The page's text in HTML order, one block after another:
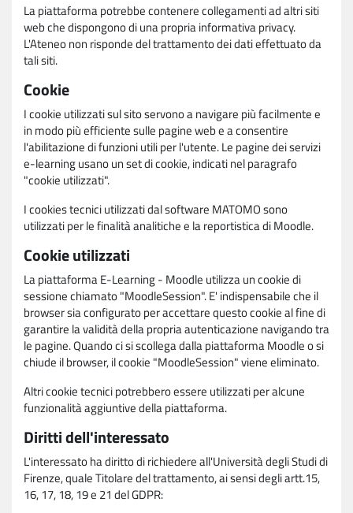
La piattaforma potrebbe contenere collegamenti ad altri siti
web che dispongono di una propria informativa privacy.
L'Ateneo non risponde del trattamento dei dati effettuato da
tali siti.
Cookie
I cookie utilizzati sul sito servono a navigare più facilmente e
in modo più efficiente sulle pagine web e a consentire
l'abilitazione di funzioni utili per l'utente. Le pagine dei servizi
e-learning usano un set di cookie, indicati nel paragrafo
"cookie utilizzati".
I cookies tecnici utilizzati dal software MATOMO sono
utilizzati per le finalità analitiche e la reportistica di Moodle.
Cookie utilizzati
La piattaforma E-Learning - Moodle utilizza un cookie di
sessione chiamato "MoodleSession". E' indispensabile che il
browser sia configurato per accettare questo cookie al fine di
garantire la validità della propria autenticazione navigando tra
le pagine. Quando ci si scollega dalla piattaforma Moodle o si
chiude il browser, il cookie "MoodleSession" viene eliminato.
Altri cookie tecnici potrebbero essere utilizzati per alcune
funzionalità aggiuntive della piattaforma.
Diritti dell'interessato
L'interessato ha diritto di richiedere all'Università degli Studi di
Firenze, quale Titolare del trattamento, ai sensi degli artt.15,
16, 17, 18, 19 e 21 del GDPR: